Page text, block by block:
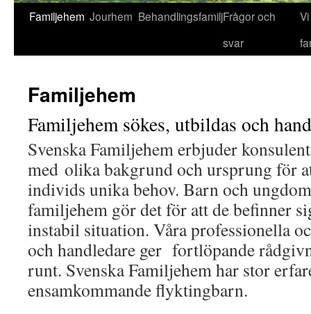
Familjehem Jourhem BehandlingsfamiljFrågor och
svar
Familjehem
Familjehem sökes, utbildas och
Svenska Familjehem erbjuder
med olika bakgrund och ursprung för
individs unika behov. Barn och
familjehem gör det för att de befinner
instabil situation. Våra professionella
och handledare ger fortlöpande
runt. Svenska Familjehem har stor
ensamkommande flyktingbarn.